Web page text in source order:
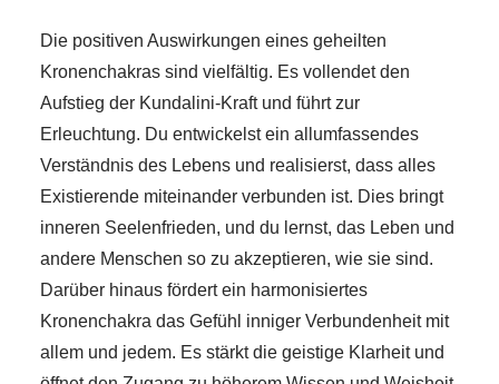
Die positiven Auswirkungen eines geheilten
Kronenchakras sind vielfältig. Es vollendet den
Aufstieg der Kundalini-Kraft und führt zur
Erleuchtung. Du entwickelst ein allumfassendes
Verständnis des Lebens und realisierst, dass alles
Existierende miteinander verbunden ist. Dies bringt
inneren Seelenfrieden, und du lernst, das Leben und
andere Menschen so zu akzeptieren, wie sie sind.
Darüber hinaus fördert ein harmonisiertes
Kronenchakra das Gefühl inniger Verbundenheit mit
allem und jedem. Es stärkt die geistige Klarheit und